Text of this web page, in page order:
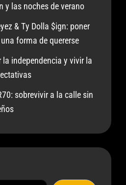
y las noches de verano
& Ty Dolla $ign: poner
forma de quererse
la independencia y vivir la
sobrevivir a la calle sin